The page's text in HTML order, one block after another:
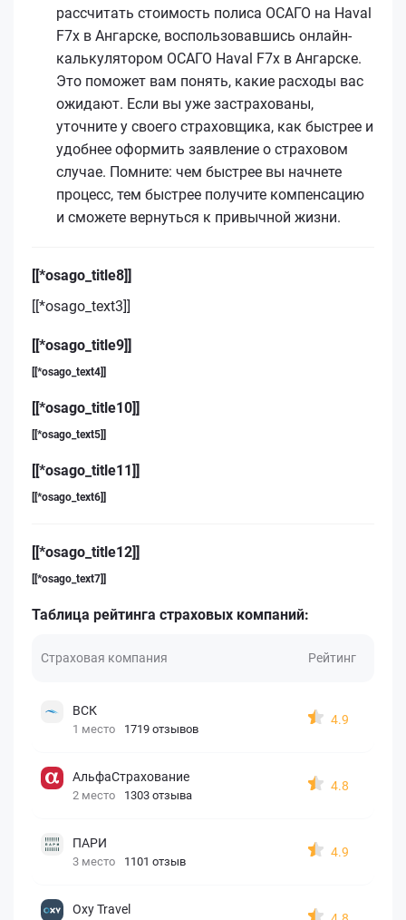
рассчитать стоимость полиса ОСАГО на Haval
F7x в Ангарске, воспользовавшись онлайн-
калькулятором ОСАГО Haval F7x в Ангарске.
Это поможет вам понять, какие расходы вас
ожидают. Если вы уже застрахованы,
уточните у своего страховщика, как быстрее и
удобнее оформить заявление о страховом
случае. Помните: чем быстрее вы начнете
процесс, тем быстрее получите компенсацию
и сможете вернуться к привычной жизни.
[[*osago_title8]]
[[*osago_text3]]
[[*osago_title9]]
[[*osago_text4]]
[[*osago_title10]]
[[*osago_text5]]
[[*osago_title11]]
[[*osago_text6]]
[[*osago_title12]]
[[*osago_text7]]
Таблица рейтинга страховых компаний:
Страховая компания Рейтинг
ВСК
1 место 1719 отзывов
4.9
АльфаСтрахование
2 место 1303 отзыва
4.8
ПАРИ
3 место 1101 отзыв
4.9
Oxy Travel